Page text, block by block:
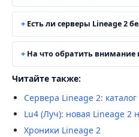
Есть ли серверы Lineage 2
На что обратить внимание
Читайте также:
Сервера Lineage 2:
Lu4 (Луч): новая Lineage 2
Хроники Lineage 2